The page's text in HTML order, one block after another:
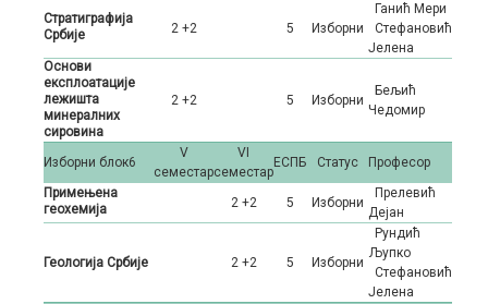
Стратиграфија
Србије
2 +2 5 Изборни
Ганић Мери
Стефановић
Јелена
Основи
експлоатације
лежишта
минералних
сировина
2 +2 5 Изборни
Бељић
Чедомир
Изборни блок6
V
семестар
VI
семестар
ЕСПБ Статус
Професор
Примењена
геохемија
2 +2 5 Изборни
Прелевић
Дејан
Геологија Србије 2 +2 5 Изборни
Рундић
Љупко
Стефановић
Јелена